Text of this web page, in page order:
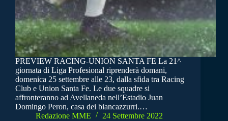
PREVIEW RACING-UNION SANTA FE La 21^
giornata di Liga Profesional riprenderà domani,
domenica 25 settembre alle 23, dalla sfida tra Racing
Club e Union Santa Fe. Le due squadre si
affronteranno ad Avellaneda nell’Estadio Juan
Domingo Peron, casa dei biancazzurri.…
Redazione MME
24 Settembre 2022